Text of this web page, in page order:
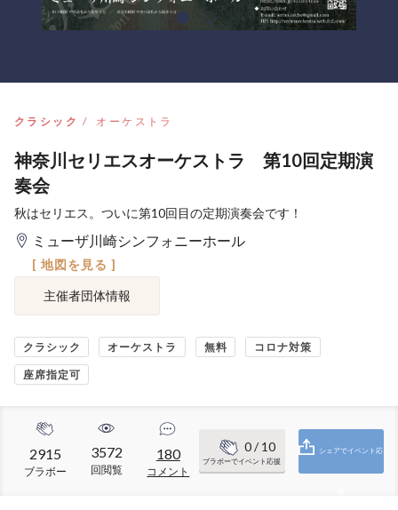
クラシック オーケストラ
神奈川セリエスオーケストラ 第10回定期演
奏会
秋はセリエス。ついに第10回目の定期演奏会です！
ミューザ川崎シンフォニーホール
[ 地図を見る ]
主催者団体情報
クラシック オーケストラ 無料 コロナ対策
座席指定可
2915
ブラボー
3572
回閲覧
180
コメント
0/ 10
ブラボーでイベント応援
シェアでイベント応